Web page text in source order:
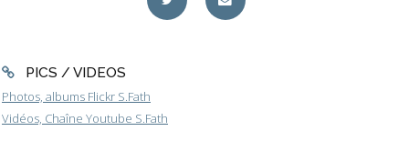
PICS / VIDEOS
Photos, albums Flickr S.Fath
Vidéos, Chaîne Youtube S.Fath